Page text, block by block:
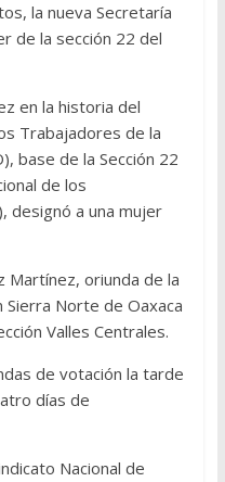
la nueva Secretaría
de la sección 22 del
en la historia del
Trabajadores de la
base de la Sección 22
de los
designó a una mujer
Martínez, oriunda de la
Norte de Oaxaca
Valles Centrales.
de votación la tarde
días de
Nacional de